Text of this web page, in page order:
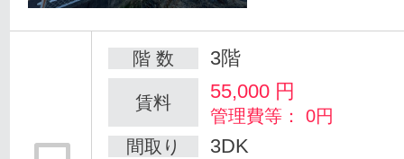
階 数 3階
賃料 55,000 円
管理費等： 0円
間取り
3DK